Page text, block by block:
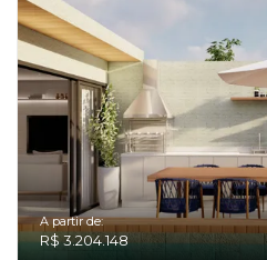
A partir de:
R$ 3.204.148